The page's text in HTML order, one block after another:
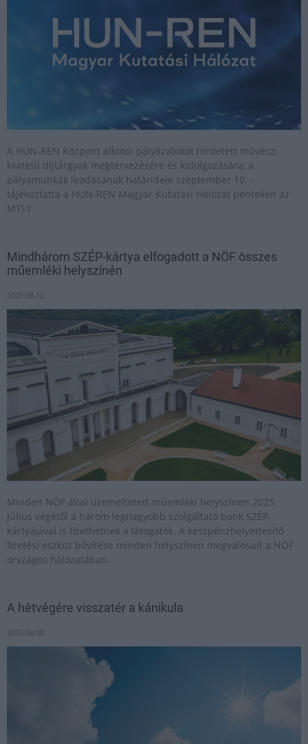
A HUN-REN Központ alkotói pályázatokat hirdetett művészi
kivitelű díjtárgyak megtervezésére és kidolgozására, a
pályamunkák leadásának határideje szeptember 10. -
tájékoztatta a HUN-REN Magyar Kutatási Hálózat pénteken az
MTI-t.
Mindhárom SZÉP-kártya elfogadott a NÖF összes
műemléki helyszínén
2025.08.12
Minden NÖF által üzemeltetett műemléki helyszínen 2025
július végétől a három legnagyobb szolgáltató bank SZÉP
kártyájával is fizethetnek a látogatók. A készpénzhelyettesítő
fizetési eszköz bővítése minden helyszínen megvalósult a NÖF
országos hálózatában.
A hétvégére visszatér a kánikula
2025.08.08